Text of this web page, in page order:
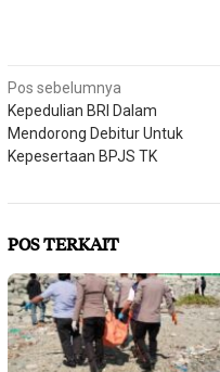
Navigasi
pos
Pos sebelumnya
Kepedulian BRI Dalam
Mendorong Debitur Untuk
Kepesertaan BPJS TK
POS TERKAIT